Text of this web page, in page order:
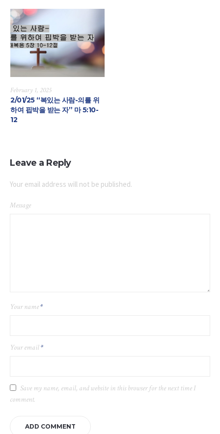
February 1, 2025
2/01/25 “복있는 사람-의를 위
하여 핍박을 받는 자” 마 5:10-
12
Leave a Reply
Your email address will not be published.
Message
Your name*
Your email*
Save my name, email, and website in this browser for the next time I
comment.